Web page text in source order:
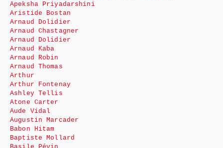
Apeksha Priyadarshini
Aristide Bostan
Arnaud Dolidier
Arnaud Chastagner
Arnaud Dolidier
Arnaud Kaba
Arnaud Robin
Arnaud Thomas
Arthur
Arthur Fontenay
Ashley Tellis
Atone Carter
Aude Vidal
Augustin Marcader
Babon Hitam
Baptiste Mollard